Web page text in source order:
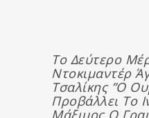
Το Δεύτερο
Ντοκιμαντέρ
Τσαλίκης ”Ο
Προβάλλει Το
Μάξιμος Ο